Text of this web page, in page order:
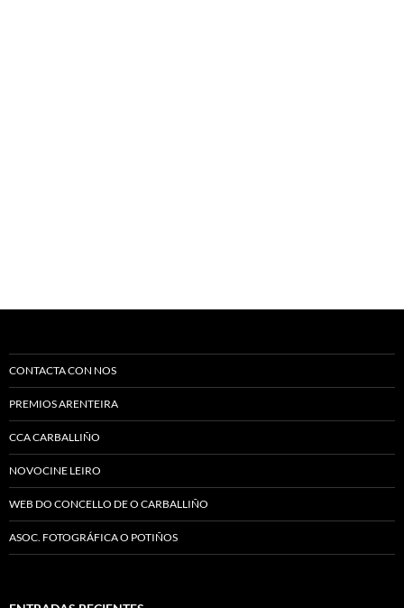
CONTACTA CON NOS
PREMIOS ARENTEIRA
CCA CARBALLIÑO
NOVOCINE LEIRO
WEB DO CONCELLO DE O CARBALLIÑO
ASOC. FOTOGRÁFICA O POTIÑOS